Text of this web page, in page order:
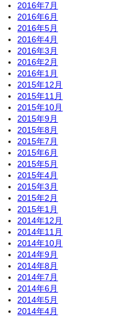
2016年7月
2016年6月
2016年5月
2016年4月
2016年3月
2016年2月
2016年1月
2015年12月
2015年11月
2015年10月
2015年9月
2015年8月
2015年7月
2015年6月
2015年5月
2015年4月
2015年3月
2015年2月
2015年1月
2014年12月
2014年11月
2014年10月
2014年9月
2014年8月
2014年7月
2014年6月
2014年5月
2014年4月